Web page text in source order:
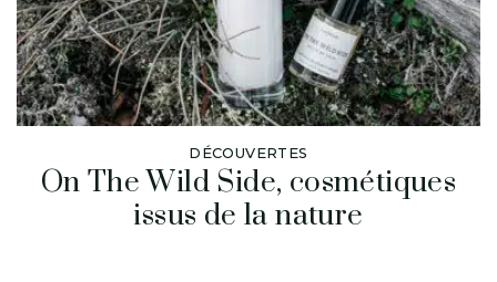
DÉCOUVERTES
On The Wild Side, cosmétiques
issus de la nature